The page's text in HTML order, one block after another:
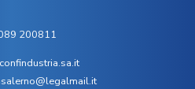
200811